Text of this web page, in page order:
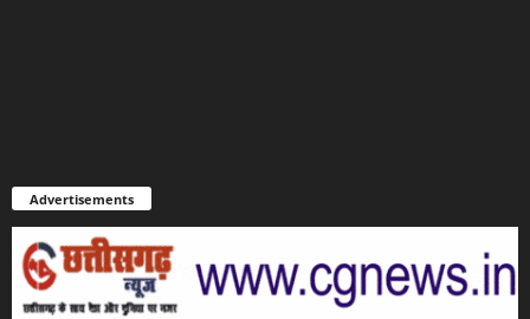
Advertisements